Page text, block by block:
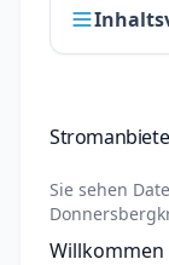
2025
Sie sehen